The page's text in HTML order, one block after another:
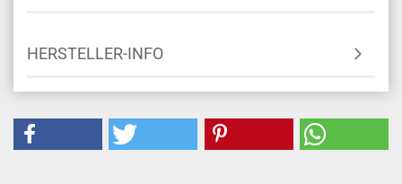
HERSTELLER-INFO